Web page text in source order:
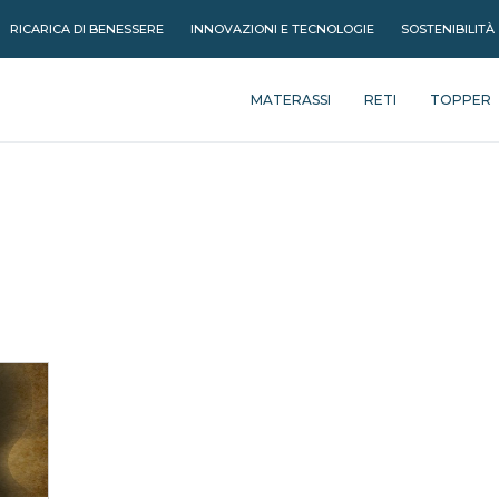
RICARICA DI BENESSERE INNOVAZIONI E TECNOLOGIE SOSTENIBILITÀ
MATERASSI RETI TOPPER